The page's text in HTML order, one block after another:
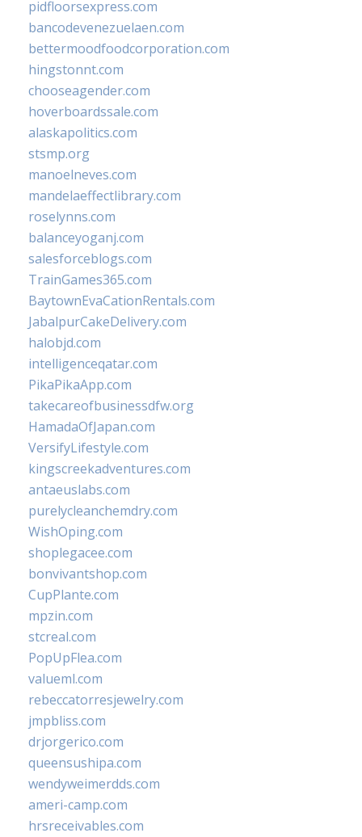
pidfloorsexpress.com
bancodevenezuelaen.com
bettermoodfoodcorporation.com
hingstonnt.com
chooseagender.com
hoverboardssale.com
alaskapolitics.com
stsmp.org
manoelneves.com
mandelaeffectlibrary.com
roselynns.com
balanceyoganj.com
salesforceblogs.com
TrainGames365.com
BaytownEvaCationRentals.com
JabalpurCakeDelivery.com
halobjd.com
intelligenceqatar.com
PikaPikaApp.com
takecareofbusinessdfw.org
HamadaOfJapan.com
VersifyLifestyle.com
kingscreekadventures.com
antaeuslabs.com
purelycleanchemdry.com
WishOping.com
shoplegacee.com
bonvivantshop.com
CupPlante.com
mpzin.com
stcreal.com
PopUpFlea.com
valueml.com
rebeccatorresjewelry.com
jmpbliss.com
drjorgerico.com
queensushipa.com
wendyweimerdds.com
ameri-camp.com
hrsreceivables.com